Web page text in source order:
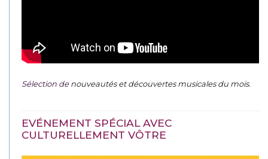
Sélection denouveautés et découvertes musicales du mois.
EVÉNEMENT SPÉCIAL AVEC
CULTURELLEMENT VÔTRE